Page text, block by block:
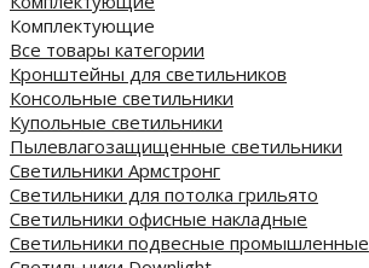
Комплектующие
Все товары категории
Кронштейны для светильников
Консольные светильники
Купольные светильники
Пылевлагозащищенные светильники
Светильники Армстронг
Светильники для потолка грильято
Светильники офисные накладные
Светильники подвесные промышленные